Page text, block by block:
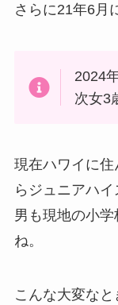
さらに21年6月
2024
次女3
現在ハワイに
らジュニアハ
男も現地の小
ね。
こんな大変な